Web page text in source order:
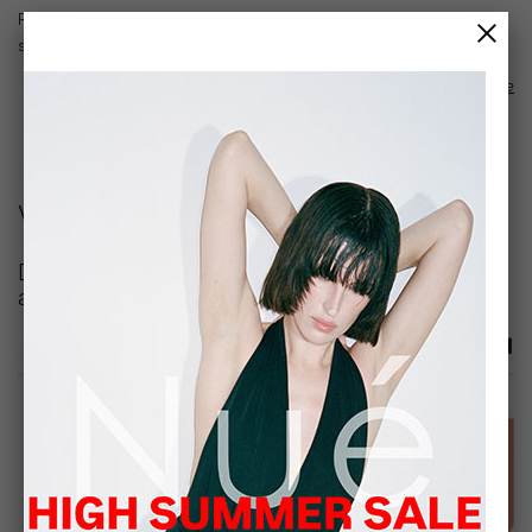
Rabat ha celebrado una fiesta por todo lo alto para presentar
su nueva colección.
read article
Vanitatis EL Confidencial
De Ana Boyer a Victoria Federica: la fiesta Black
and White de la alta joyería española